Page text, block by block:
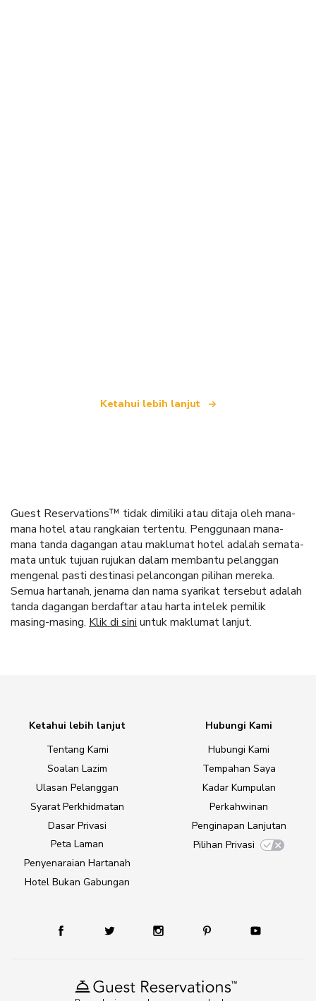
Ketahui lebih lanjut
Guest Reservations™ tidak dimiliki atau ditaja oleh mana-
mana hotel atau rangkaian tertentu. Penggunaan mana-
mana tanda dagangan atau maklumat hotel adalah semata-
mata untuk tujuan rujukan dalam membantu pelanggan
mengenal pasti destinasi pelancongan pilihan mereka.
Semua hartanah, jenama dan nama syarikat tersebut adalah
tanda dagangan berdaftar atau harta intelek pemilik
masing-masing. Klik di sini untuk maklumat lanjut.
Ketahui lebih lanjut
Tentang Kami
Soalan Lazim
Ulasan Pelanggan
Syarat Perkhidmatan
Dasar Privasi
Peta Laman
Penyenaraian Hartanah
Hotel Bukan Gabungan
Hubungi Kami
Hubungi Kami
Tempahan Saya
Kadar Kumpulan
Perkahwinan
Penginapan Lanjutan
Pilihan Privasi